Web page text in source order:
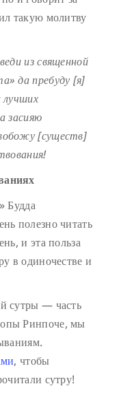
такую молитву
из священной
да пребуду [я]
лучших
засияю
[существ]
Будда
полезно читать
и эта польза
в одиночестве и
сутры — часть
Ринпоче, мы
, чтобы
сутру!